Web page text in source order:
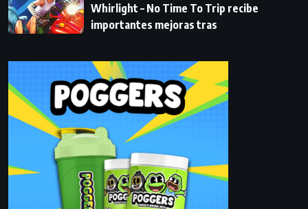
Whirlight – No Time To Trip recibe
importantes mejoras tras